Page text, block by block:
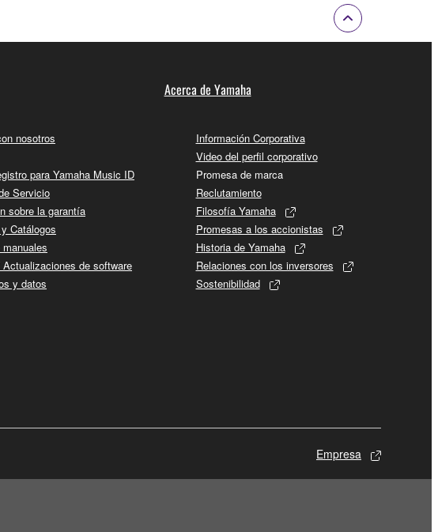
nosotros
para Yamaha Music ID
Servicio
sobre la garantía
Catálogos
Actualizaciones de software
y datos
Acerca de Yamaha
Información Corporativa
Video del perfil corporativo
Promesa de marca
Reclutamiento
Filosofía Yamaha
Promesas a los accionistas
Historia de Yamaha
Relaciones con los inversores
Sostenibilidad
Empresa